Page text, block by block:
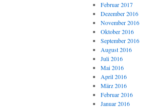
Februar 2017
Dezember 2016
November 2016
Oktober 2016
September 2016
August 2016
Juli 2016
Mai 2016
April 2016
März 2016
Februar 2016
Januar 2016